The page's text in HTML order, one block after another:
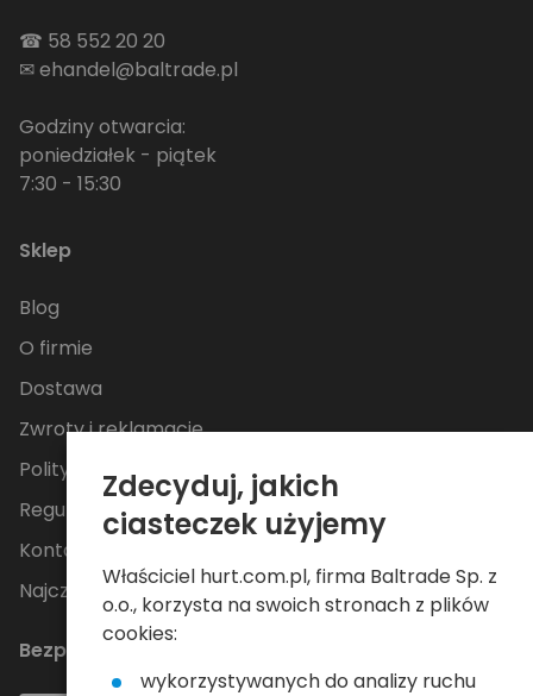
☎ 58 552 20 20
✉ehandel@baltrade.pl
Godziny otwarcia:
poniedziałek - piątek
7:30 - 15:30
Sklep
Blog
O firmie
Dostawa
Zwroty i reklamacje
Polityka Prywatności
Regulamin
Kontakt
Najczęściej zadawane pytania
Bezpieczne płatności
Zdecyduj, jakich
ciasteczek użyjemy
Właściciel hurt.com.pl, firma Baltrade Sp. z
o.o., korzysta na swoich stronach z plików
cookies:
wykorzystywanych do analizy ruchu